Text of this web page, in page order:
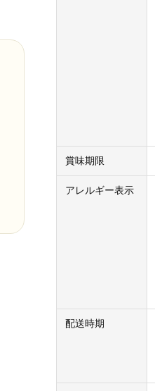
賞味期限
アレルギー表示
配送時期